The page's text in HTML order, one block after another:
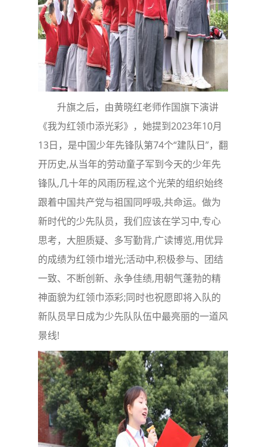
升旗之后，由黄晓红老师作国旗下演讲
《我为红领巾添光彩》，她提到2023年10月
13日，是中国少年先锋队第74个“建队日”，翻
开历史,从当年的劳动童子军到今天的少年先
锋队,几十年的风雨历程,这个光荣的组织始终
跟着中国共产党与祖国同呼吸,共命运。做为
新时代的少先队员，我们应该在学习中,专心
思考，大胆质疑、多写勤背,广读博览,用优异
的成绩为红领巾增光;活动中,积极参与、团结
一致、不断创新、永争佳绩,用朝气蓬勃的精
神面貌为红领巾添彩;同时也祝愿即将入队的
新队员早日成为少先队队伍中最亮丽的一道风
景线!